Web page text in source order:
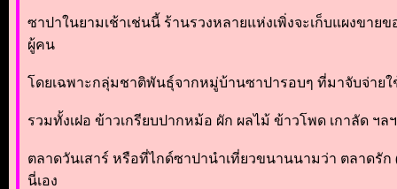
ซาปาในยามเช้าเช่นนี้ ร้านรวงหลายแห่งเพิ่งจะเก็บแผงข
ผู้คน
โดยเฉพาะกลุ่มชาติพันธุ์จากหมู่บ้านซาปารอบๆ ที่มาจับจ่าย
รวมทั้งเฝอ ข้าวเกรียบปากหม้อ ผัก ผลไม้ ข้าวโพด เกาลัด ฯ
ตลาดวันเสาร์ หรือที่ไกด์ซาปานำเที่ยวขนานนามว่า ตลาดรั
นี่เอง